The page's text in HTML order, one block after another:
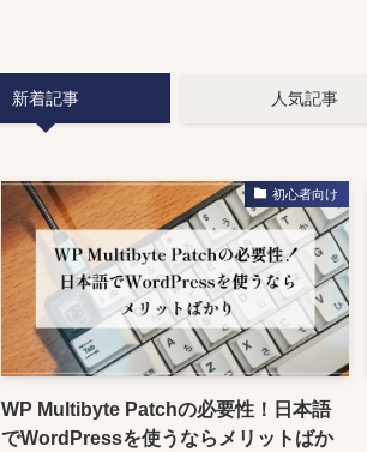
新着記事 人気記事
初心者向け
WP Multibyte Patchの必要性！日本語
でWordPressを使うならメリットばか